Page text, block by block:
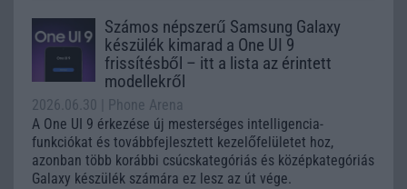
Számos népszerű Samsung Galaxy
készülék kimarad a One UI 9
frissítésből – itt a lista az érintett
modellekről
2026.06.30
| Phone Arena
A One UI 9 érkezése új mesterséges intelligencia-
funkciókat és továbbfejlesztett kezelőfelületet hoz,
azonban több korábbi csúcskategóriás és középkategóriás
Galaxy készülék számára ez lesz az út vége.